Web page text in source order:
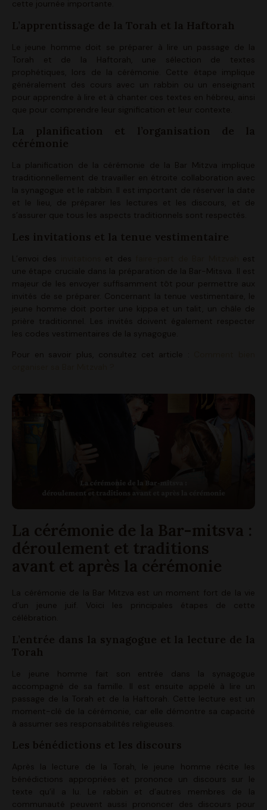
cette journée importante.
L’apprentissage de la Torah et la Haftorah
Le jeune homme doit se préparer à lire un passage de la
Torah et de la Haftorah, une sélection de textes
prophétiques, lors de la cérémonie. Cette étape implique
généralement des cours avec un rabbin ou un enseignant
pour apprendre à lire et à chanter ces textes en hébreu, ainsi
que pour comprendre leur signification et leur contexte.
La planification et l’organisation de la
cérémonie
La planification de la cérémonie de la Bar Mitzva implique
traditionnellement de travailler en étroite collaboration avec
la synagogue et le rabbin. Il est important de réserver la date
et le lieu, de préparer les lectures et les discours, et de
s’assurer que tous les aspects traditionnels sont respectés.
Les invitations et la tenue vestimentaire
L’envoi des et des
est
une étape cruciale dans la préparation de la Bar-Mitsva. Il est
majeur de les envoyer suffisamment tôt pour permettre aux
invités de se préparer. Concernant la tenue vestimentaire, le
jeune homme doit porter une kippa et un talit, un châle de
prière traditionnel. Les invités doivent également respecter
les codes vestimentaires de la synagogue.
Pour en savoir plus, consultez cet article :
La cérémonie de la Bar-mitsva :
déroulement et traditions
avant et après la cérémonie
La cérémonie de la Bar Mitzva est un moment fort de la vie
d’un jeune juif. Voici les principales étapes de cette
célébration.
L’entrée dans la synagogue et la lecture de la
Torah
Le jeune homme fait son entrée dans la synagogue
accompagné de sa famille. Il est ensuite appelé à lire un
passage de la Torah et de la Haftorah. Cette lecture est un
moment-clé de la cérémonie, car elle démontre sa capacité
à assumer ses responsabilités religieuses.
Les bénédictions et les discours
Après la lecture de la Torah, le jeune homme récite les
bénédictions appropriées et prononce un discours sur le
texte qu’il a lu. Le rabbin et d’autres membres de la
communauté peuvent aussi prononcer des discours pour